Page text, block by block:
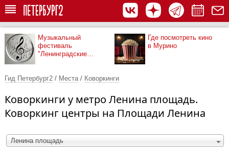
Музыкальный
фестиваль
"Ленинградские
Где посмотреть кино
в Мурино
Гид Петербург2 / Места / Коворкинги
Коворкинги у метро Ленина площадь.
Коворкинг центры на Площади Ленина
Ленина площадь